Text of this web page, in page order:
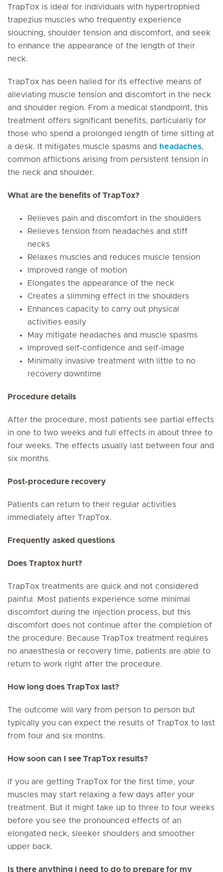
TrapTox is ideal for individuals with hypertrophied
trapezius muscles who frequently experience
slouching, shoulder tension and discomfort, and seek
to enhance the appearance of the length of their
neck.
TrapTox has been hailed for its effective means of
alleviating muscle tension and discomfort in the neck
and shoulder region. From a medical standpoint, this
treatment offers significant benefits, particularly for
those who spend a prolonged length of time sitting at
a desk. It mitigates muscle spasms and
headaches,
common afflictions arising from persistent tension in
the neck and shoulder.
What are the benefits of TrapTox?
Relieves pain and discomfort in the shoulders
Relieves tension from headaches and stiff
necks
Relaxes muscles and reduces muscle tension
Improved range of motion
Elongates the appearance of the neck
Creates a slimming effect in the shoulders
Enhances capacity to carry out physical
activities easily
May mitigate headaches and muscle spasms
Improved self-confidence and self-image
Minimally invasive treatment with little to no
recovery downtime
Procedure details
After the procedure, most patients see partial effects
in one to two weeks and full effects in about three to
four weeks. The effects usually last between four and
six months.
Post-procedure recovery
Patients can return to their regular activities
immediately after TrapTox.
Frequently asked questions
Does Traptox hurt?
TrapTox treatments are quick and not considered
painful. Most patients experience some minimal
discomfort during the injection process, but this
discomfort does not continue after the completion of
the procedure. Because TrapTox treatment requires
no anaesthesia or recovery time, patients are able to
return to work right after the procedure.
How long does TrapTox last?
The outcome will vary from person to person but
typically you can expect the results of TrapTox to last
from four and six months.
How soon can I see TrapTox results?
If you are getting TrapTox for the first time, your
muscles may start relaxing a few days after your
treatment. But it might take up to three to four weeks
before you see the pronounced effects of an
elongated neck, sleeker shoulders and smoother
upper back.
Is there anything I need to do to prepare for my